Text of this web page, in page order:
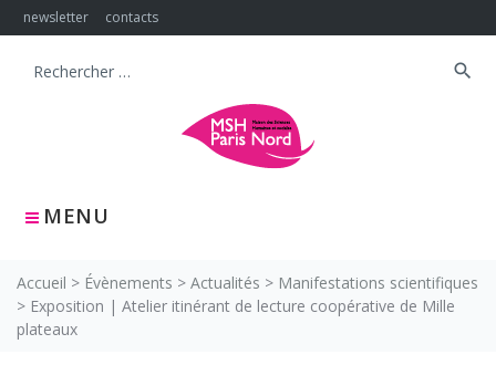
Skip
to
newsletter contacts
MENU
Search
search
Accueil > Évènements > Actualités > Manifestations scientifiques
> Exposition | Atelier itinérant de lecture coopérative de Mille
plateaux